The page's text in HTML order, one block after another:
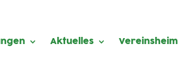
Aktuelles Vereinsheim